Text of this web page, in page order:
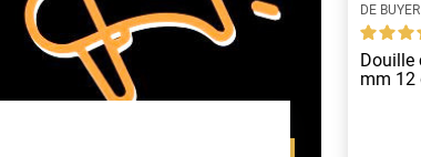
DE BUYER
Douille
mm 12